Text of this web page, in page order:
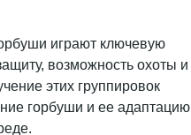
играют ключевую
возможность охоты и
этих группировок
горбуши и ее адаптацию